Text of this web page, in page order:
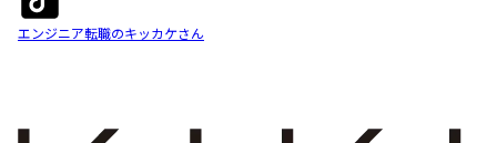
エンジニア転職のキッカケさん